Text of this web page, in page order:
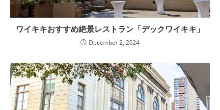
ワイキキおすすめ絶景レストラン「デックワイキキ」
December 2, 2024